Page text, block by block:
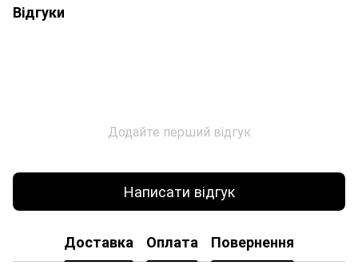
Відгуки
Додайте перший відгук
Написати відгук
Доставка Оплата Повернення